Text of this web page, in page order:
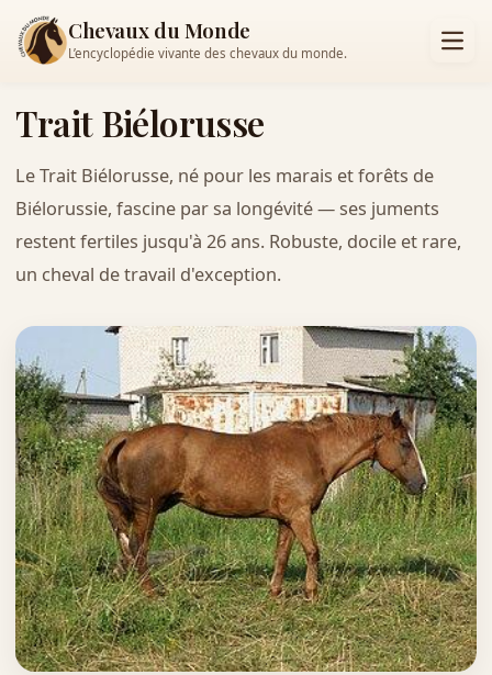
Chevaux du Monde
L’encyclopédie vivante des chevaux du monde.
Trait Biélorusse
Le Trait Biélorusse, né pour les marais et forêts de
Biélorussie, fascine par sa longévité — ses juments
restent fertiles jusqu'à 26 ans. Robuste, docile et rare,
un cheval de travail d'exception.